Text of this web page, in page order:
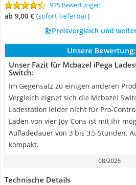
975 Bewertungen
ab 9,00 € ( Sofort lieferbar)
Preisvergleich und
Unsere Bewertung:
Unser Fazit für Mcbazel iPega
Switch:
Im Gegensatz zu einigen anderen
Vergleich eignet sich die Mcbazel
Ladestation leider nicht für Pro-
Laden von vier Joy-Cons ist mit ihr
Aufladedauer von 3 bis 3,5 Stunden.
kompakt.
08/2026
Technische Details